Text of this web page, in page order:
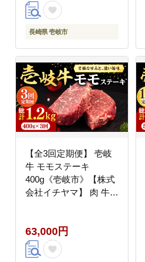
長崎県 壱岐市
【全3回定期便】 壱岐
牛 モモステーキ
400g《壱岐市》【株式
会社イチヤマ】 肉 牛肉
63000円
63,000円